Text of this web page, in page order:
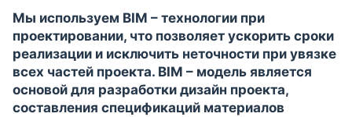
Мы используем BIM – технологии при
проектировании, что позволяет ускорить сроки
реализации и исключить неточности при увязке
всех частей проекта. BIM – модель является
основой для разработки дизайн проекта,
составления спецификаций материалов